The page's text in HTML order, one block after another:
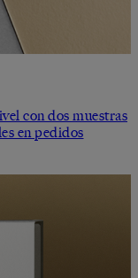
con dos muestras
en pedidos